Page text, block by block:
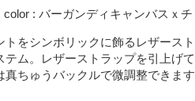
color : バーガンディキャンバスｘ
をシンボリックに飾るレザース
テム。レザーストラップを引上げ
ちゅうバックルで微調整できます